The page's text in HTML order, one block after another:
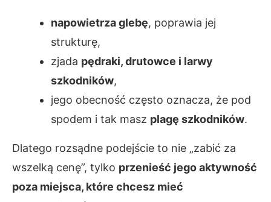
napowietrza glebę, poprawia jej
strukturę,
zjada pędraki, drutowce i larwy
szkodników,
jego obecność często oznacza, że pod
spodem i tak masz plagę szkodników.
Dlatego rozsądne podejście to nie „zabić za
wszelką cenę”, tylko przenieść jego aktywność
poza miejsca, które chcesz mieć